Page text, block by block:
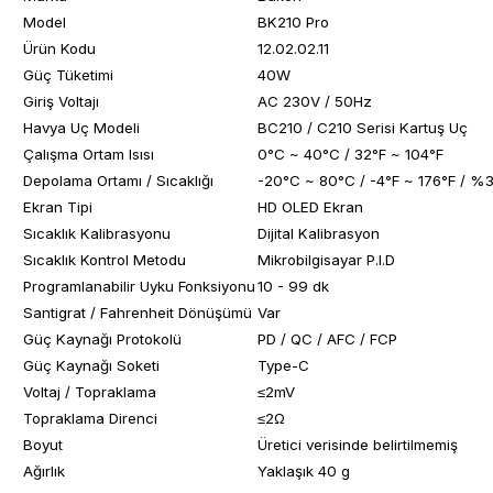
Model
BK210 Pro
Ürün Kodu
12.02.02.11
Güç Tüketimi
40W
Giriş Voltajı
AC 230V / 50Hz
Havya Uç Modeli
BC210 / C210 Serisi Kartuş Uç
Çalışma Ortam Isısı
0°C ~ 40°C / 32°F ~ 104°F
Depolama Ortamı / Sıcaklığı
-20°C ~ 80°C / -4°F ~ 176°F /
Ekran Tipi
HD OLED Ekran
Sıcaklık Kalibrasyonu
Dijital Kalibrasyon
Sıcaklık Kontrol Metodu
Mikrobilgisayar P.I.D
Programlanabilir Uyku Fonksiyonu10 - 99 dk
Santigrat / Fahrenheit Dönüşümü Var
Güç Kaynağı Protokolü
PD / QC / AFC / FCP
Güç Kaynağı Soketi
Type-C
Voltaj / Topraklama
≤2mV
Topraklama Direnci
≤2Ω
Boyut
Üretici verisinde belirtilmemiş
Ağırlık
Yaklaşık 40 g